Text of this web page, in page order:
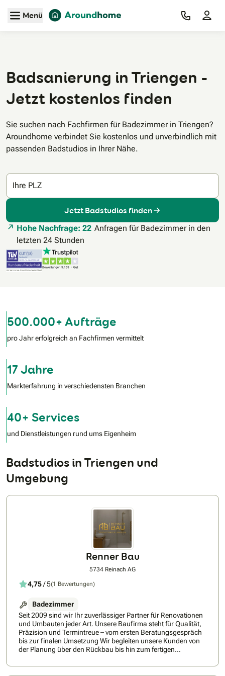
Zum Hauptinhalt
Menü
Badsanierung in Triengen -
Jetzt kostenlos finden
Sie suchen nach Fachfirmen für Badezimmer in Triengen?
Aroundhome verbindet Sie kostenlos und unverbindlich mit
passenden Badstudios in Ihrer Nähe.
Ihre PLZ
Jetzt Badstudios finden
Hohe Nachfrage: 22 Anfragen für Badezimmer in den
letzten 24 Stunden
500.000+ Aufträge
pro Jahr erfolgreich an Fachfirmen vermittelt
17 Jahre
Markterfahrung in verschiedensten Branchen
40+ Services
und Dienstleistungen rund ums Eigenheim
Badstudios in Triengen und
Umgebung
Renner Bau
5734 Reinach AG
4,75/ 5(1 Bewertungen)
Badezimmer
Seit 2009 sind wir Ihr zuverlässiger Partner für Renovationen
und Umbauten jeder Art. Unsere Baufirma steht für Qualität,
Präzision und Termintreue – vom ersten Beratungsgespräch
bis zur finalen Umsetzung Wir begleiten unsere Kunden von
der Planung über den Rückbau bis hin zum fertigen
und effiziente Arbeitsweisen. Ob Badsanierung,